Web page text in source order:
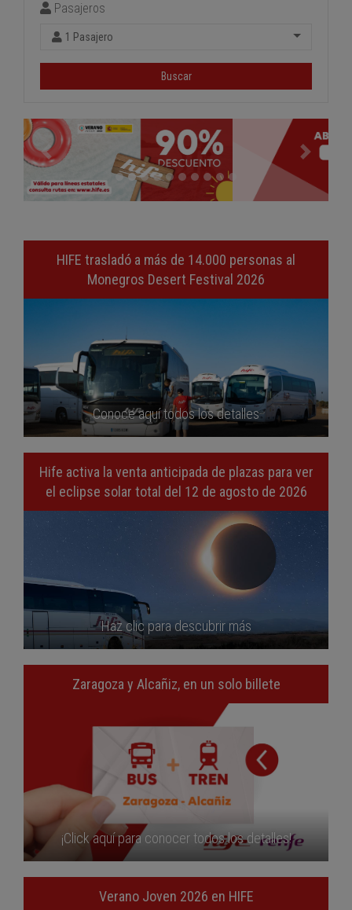
Pasajeros
1 Pasajero
Buscar
HIFE trasladó a más de 14.000 personas al
Monegros Desert Festival 2026
Conoce aquí todos los detalles
Hife activa la venta anticipada de plazas para ver
el eclipse solar total del 12 de agosto de 2026
Haz clic para descubrir más
Zaragoza y Alcañiz, en un solo billete
¡Click aquí para conocer todos los detalles!
Verano Joven 2026 en HIFE